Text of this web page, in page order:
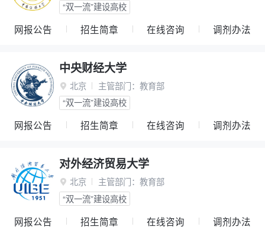
“双一流”建设高校
网报公告 招生简章 在线咨询 调剂办法
中央财经大学
 北京 主管部门： 教育部
“双一流”建设高校
网报公告 招生简章 在线咨询 调剂办法
对外经济贸易大学
 北京 主管部门： 教育部
“双一流”建设高校
网报公告 招生简章 在线咨询 调剂办法